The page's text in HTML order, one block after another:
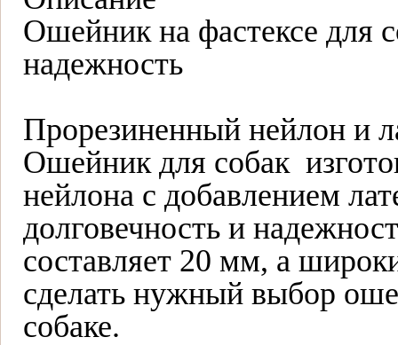
Ошейник на фастексе для
надежность
Прорезиненный нейлон и
Ошейник для собак
нейлона с добавлением
долговечность и
составляет 20 мм, а
сделать нужный выбор
собаке.